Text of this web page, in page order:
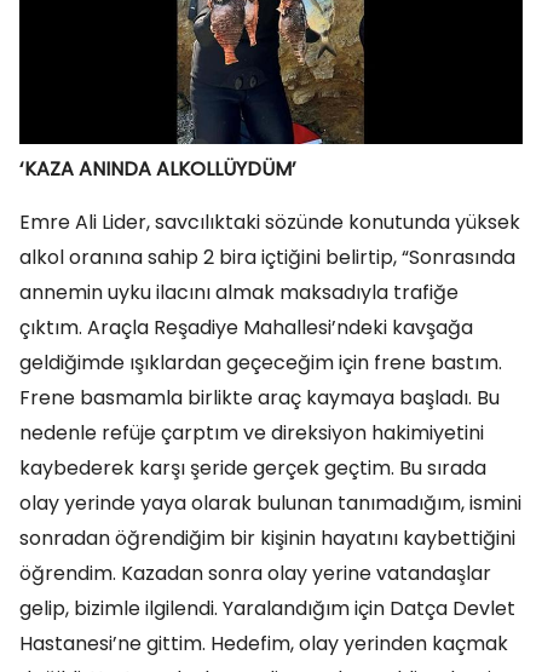
‘KAZA ANINDA ALKOLLÜYDÜM’
Emre Ali Lider, savcılıktaki sözünde konutunda yüksek
alkol oranına sahip 2 bira içtiğini belirtip, “Sonrasında
annemin uyku ilacını almak maksadıyla trafiğe
çıktım. Araçla Reşadiye Mahallesi’ndeki kavşağa
geldiğimde ışıklardan geçeceğim için frene bastım.
Frene basmamla birlikte araç kaymaya başladı. Bu
nedenle refüje çarptım ve direksiyon hakimiyetini
kaybederek karşı şeride gerçek geçtim. Bu sırada
olay yerinde yaya olarak bulunan tanımadığım, ismini
sonradan öğrendiğim bir kişinin hayatını kaybettiğini
öğrendim. Kazadan sonra olay yerine vatandaşlar
gelip, bizimle ilgilendi. Yaralandığım için Datça Devlet
Hastanesi’ne gittim. Hedefim, olay yerinden kaçmak